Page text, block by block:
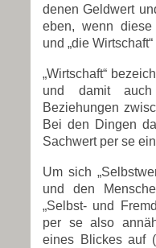
denen Geldwert
eben, wenn diese
und „die
„Wirtschaft“
und damit auch
Beziehungen
Bei den Dingen
Sachwert per se
Um sich
und den
„Selbst- und
per se also
eines Blickes auf